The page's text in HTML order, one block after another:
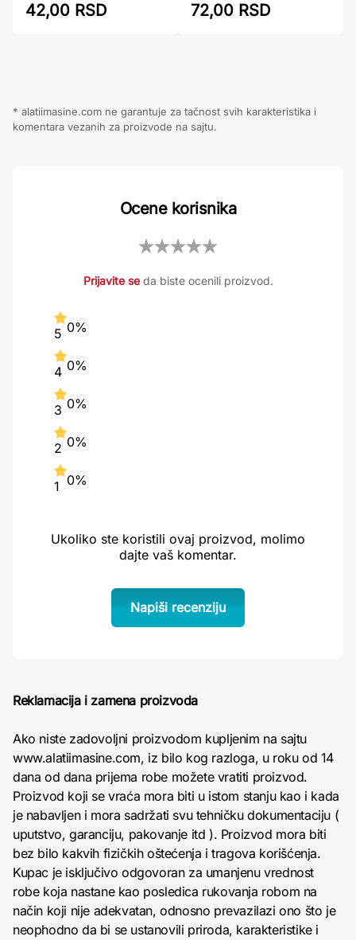
42,00 RSD 72,00 RSD
* alatiimasine.com ne garantuje za tačnost svih karakteristika i
komentara vezanih za proizvode na sajtu.
Ocene korisnika
Prijavite seda biste ocenili proizvod.
5 0%
4 0%
3 0%
2 0%
1 0%
Ukoliko ste koristili ovaj proizvod, molimo
dajte vaš komentar.
Napiši recenziju
Reklamacija i zamena proizvoda
Ako niste zadovoljni proizvodom kupljenim na sajtu
www.alatiimasine.com, iz bilo kog razloga, u roku od 14
dana od dana prijema robe možete vratiti proizvod.
Proizvod koji se vraća mora biti u istom stanju kao i kada
je nabavljen i mora sadržati svu tehničku dokumentaciju (
uputstvo, garanciju, pakovanje itd ). Proizvod mora biti
bez bilo kakvih fizičkih oštećenja i tragova korišćenja.
Kupac je isključivo odgovoran za umanjenu vrednost
robe koja nastane kao posledica rukovanja robom na
način koji nije adekvatan, odnosno prevazilazi ono što je
neophodno da bi se ustanovili priroda, karakteristike i